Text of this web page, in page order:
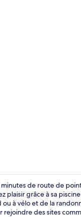
minutes de route de
plaisir grâce à sa
à vélo et de la
des sites